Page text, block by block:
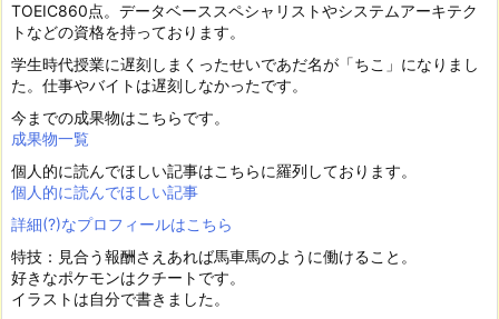
TOEIC860点。データベーススペシャリストやシステムアーキテク
トなどの資格を持っております。
学生時代授業に遅刻しまくったせいであだ名が「ちこ」になりまし
た。仕事やバイトは遅刻しなかったです。
今までの成果物はこちらです。
成果物一覧
個人的に読んでほしい記事はこちらに羅列しております。
個人的に読んでほしい記事
詳細(?)なプロフィールはこちら
特技：見合う報酬さえあれば馬車馬のように働けること。
好きなポケモンはクチートです。
イラストは自分で書きました。